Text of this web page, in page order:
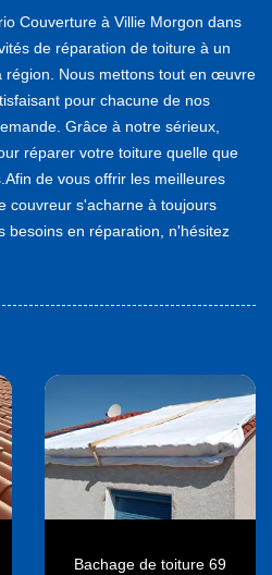
Couverture à Villie Morgon dans
de réparation de toiture à un
région. Nous mettons tout en œuvre
pour chacune de nos
Grâce à notre sérieux,
réparer votre toiture quelle que
de vous offrir les meilleures
couvreur s'acharne à toujours
besoins en réparation, n'hésitez
Bachage de toiture 69